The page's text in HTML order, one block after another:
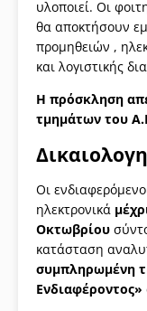
υλοποιεί. Οι
θα αποκτήσουν
προμηθειών ,
και λογιστικής
Η πρόσκληση
τμημάτων του
Οι
ηλεκτρονικά
Οκτωβρίου
κατάσταση
συμπληρωμένη
Ενδιαφέροντος»